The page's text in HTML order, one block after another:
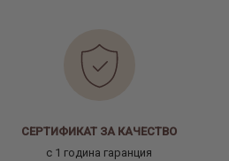
СЕРТИФИКАТ ЗА КАЧЕСТВО
с 1 година гаранция